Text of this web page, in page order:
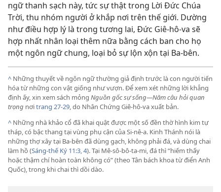
ngữ thanh sạch này, tức sự thật trong Lời Ðức Chúa
Trời, thu nhóm người ở khắp nơi trên thế giới. Dường
như điều hợp lý là trong tương lai, Ðức Giê-hô-va sẽ
hợp nhất nhân loại thêm nữa bằng cách ban cho họ
một ngôn ngữ chung, loại bỏ sự lộn xộn tại Ba-bên.
^ Những thuyết về ngôn ngữ thường giả định trước là con người tiến
hóa từ những con vật giống như vượn. Ðể xem xét những lời khẳng
định ấy, xin xem sách mỏng Nguồn gốc sự sống—Năm câu hỏi quan
trọng nơitrang 27-29, do Nhân Chứng Giê-hô-va xuất bản.
^ Những nhà khảo cổ đã khai quật được một số đền thờ hình kim tự
tháp, có bậc thang tại vùng phụ cận của Si-nê-a. Kinh Thánh nói là
những thợ xây tại Ba-bên đã dùng gạch, không phải đá, và dùng chai
làm hồ (Sáng-thế Ký 11:3, 4). Tại Mê-sô-bô-ta-mi, đá thì “hiếm thấy
hoặc thậm chí hoàn toàn không có” (theo Tân bách khoa từ điển Anh
Quốc), trong khi chai thì dồi dào.